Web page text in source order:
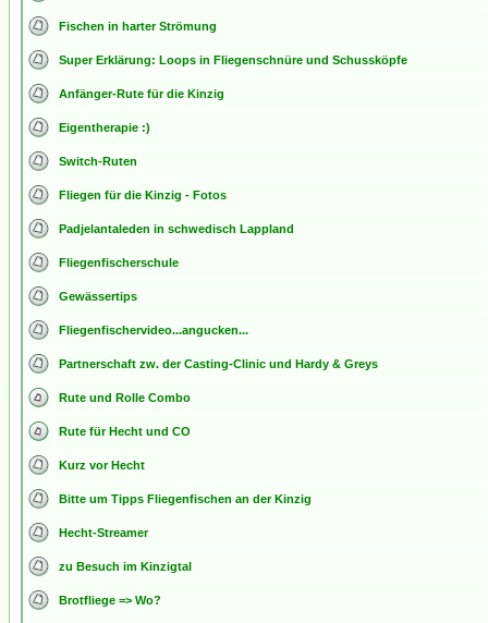
Fischen in harter Strömung
Super Erklärung: Loops in Fliegenschnüre und Schussköpfe
Anfänger-Rute für die Kinzig
Eigentherapie :)
Switch-Ruten
Fliegen für die Kinzig - Fotos
Padjelantaleden in schwedisch Lappland
Fliegenfischerschule
Gewässertips
Fliegenfischervideo...angucken...
Partnerschaft zw. der Casting-Clinic und Hardy & Greys
Rute und Rolle Combo
Rute für Hecht und CO
Kurz vor Hecht
Bitte um Tipps Fliegenfischen an der Kinzig
Hecht-Streamer
zu Besuch im Kinzigtal
Brotfliege => Wo?